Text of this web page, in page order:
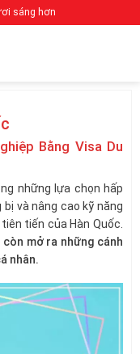
sáng hơn
Bằng Visa Du
những lựa chọn hấp
và nâng cao kỹ năng
tiến của Hàn Quốc.
mở ra những cánh
nhân.